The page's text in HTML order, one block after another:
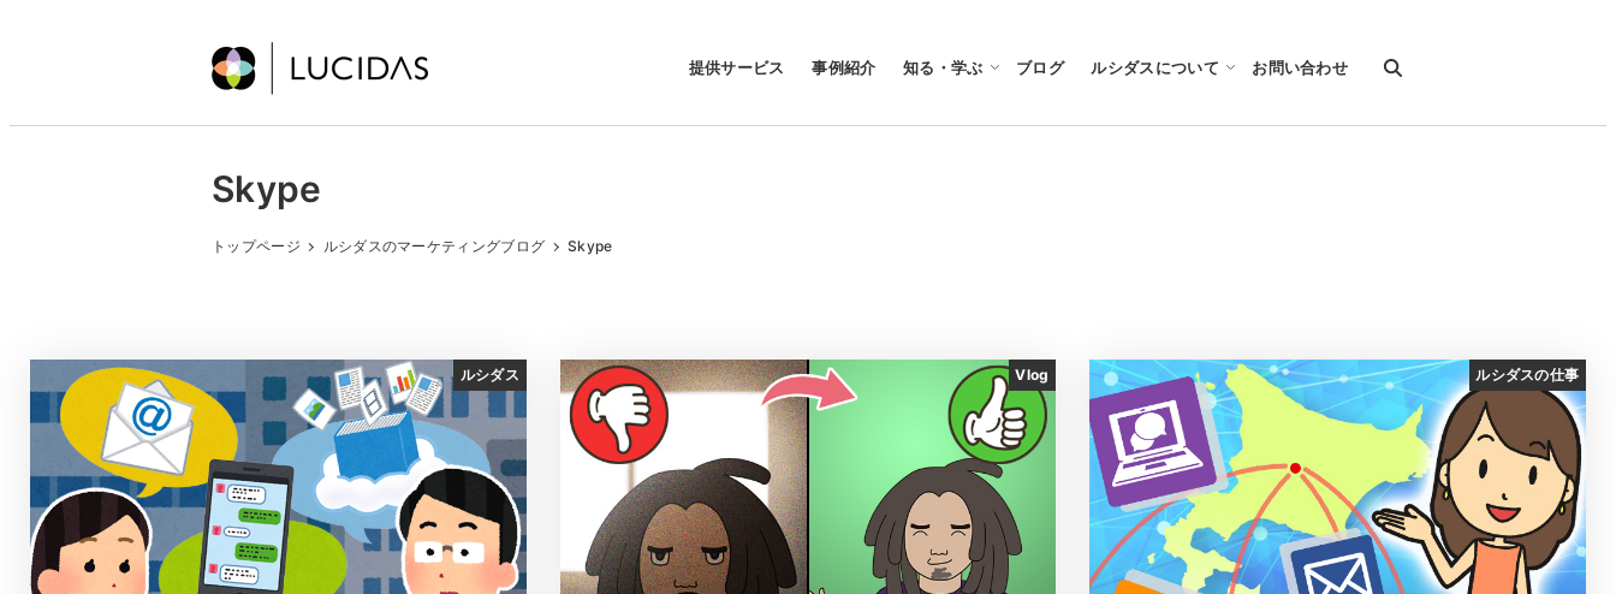
コ
提供サービス 事例紹介 知る・学ぶ ブログ ルシダスについて お問い合わせ
Skype
トップページ ルシダスのマーケティングブログ Skype
ルシダス Vlog ルシダスの仕事